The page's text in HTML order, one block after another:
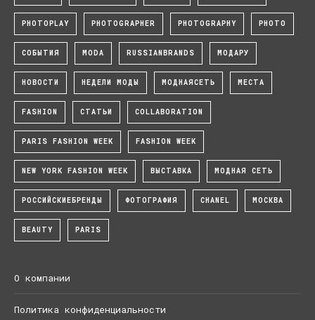
PHOTOPLAY PHOTOGRAPHER PHOTOGRAPHY PHOTO
СОБЫТИЯ MODA RUSSIANBRANDS МОДАРУ
НОВОСТИ НЕДЕЛИ МОДЫ МОДНАЯСЕТЬ МЕСТА
FASHION СТАТЬИ COLLABORATION
PARIS FASHION WEEK FASHION WEEK
NEW YORK FASHION WEEK ВЫСТАВКА МОДНАЯ СЕТЬ
РОССИЙСКИЕБРЕНДЫ ФОТОГРАФИЯ CHANEL МОСКВА
BEAUTY PARIS
О компании
Политика конфиденциальности